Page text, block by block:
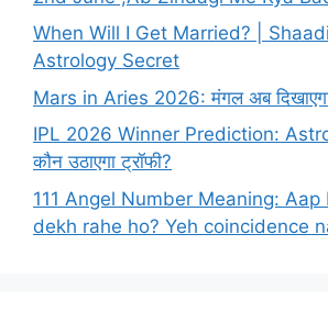
When Will I Get Married? |
Astrology Secret
Mars in Aries 2026: मंगल अब
IPL 2026 Winner Prediction:
कौन उठाएगा ट्रॉफी?
111 Angel Number Meaning: Aap
dekh rahe ho? Yeh coincidence